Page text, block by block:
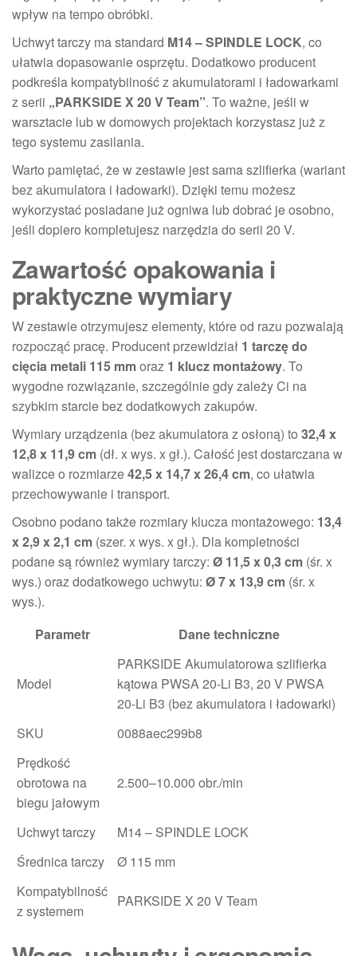
wpływ na tempo obróbki.
Uchwyt tarczy ma standard M14 – SPINDLE LOCK, co
ułatwia dopasowanie osprzętu. Dodatkowo producent
podkreśla kompatybilność z akumulatorami i ładowarkami
z serii „PARKSIDE X 20 V Team”. To ważne, jeśli w
warsztacie lub w domowych projektach korzystasz już z
tego systemu zasilania.
Warto pamiętać, że w zestawie jest sama szlifierka (wariant
bez akumulatora i ładowarki). Dzięki temu możesz
wykorzystać posiadane już ogniwa lub dobrać je osobno,
jeśli dopiero kompletujesz narzędzia do serii 20 V.
Zawartość opakowania i
praktyczne wymiary
W zestawie otrzymujesz elementy, które od razu pozwalają
rozpocząć pracę. Producent przewidział 1 tarczę do
cięcia metali 115 mmoraz 1 klucz montażowy. To
wygodne rozwiązanie, szczególnie gdy zależy Ci na
szybkim starcie bez dodatkowych zakupów.
Wymiary urządzenia (bez akumulatora z osłoną) to 32,4 x
12,8 x 11,9 cm (dł. x wys. x gł.). Całość jest dostarczana w
walizce o rozmiarze42,5 x 14,7 x 26,4 cm, co ułatwia
przechowywanie i transport.
Osobno podano także rozmiary klucza montażowego: 13,4
x 2,9 x 2,1 cm (szer. x wys. x gł.). Dla kompletności
podane są również wymiary tarczy: Ø 11,5 x 0,3 cm (śr. x
wys.) oraz dodatkowego uchwytu: Ø 7 x 13,9 cm (śr. x
wys.).
Parametr
Dane techniczne
Model
PARKSIDE Akumulatorowa szlifierka
kątowa PWSA 20-Li B3, 20 V PWSA
20-Li B3 (bez akumulatora i ładowarki)
SKU
0088aec299b8
Prędkość
obrotowa na
biegu jałowym
2.500–10.000 obr./min
Uchwyt tarczy
M14 – SPINDLE LOCK
Średnica tarczy
Ø 115 mm
Kompatybilność
z systemem
PARKSIDE X 20 V Team